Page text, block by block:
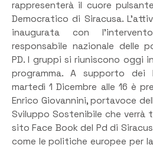
rappresenterà il cuore
Democratico di Siracusa.
inaugurata con
responsabile nazionale delle
PD. I gruppi si riuniscono oggi
programma. A supporto
martedì 1 Dicembre alle 16 è
Enrico Giovannini, portavoce
Sviluppo Sostenibile che verrà
sito Face Book del Pd di
come le politiche europee per